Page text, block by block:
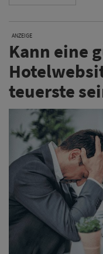
ANZEIGE
Kann eine
teuerste